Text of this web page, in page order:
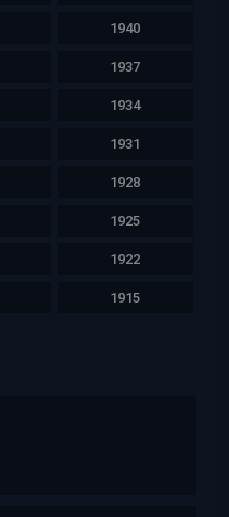
1940
1937
1934
1931
1928
1925
1922
1915